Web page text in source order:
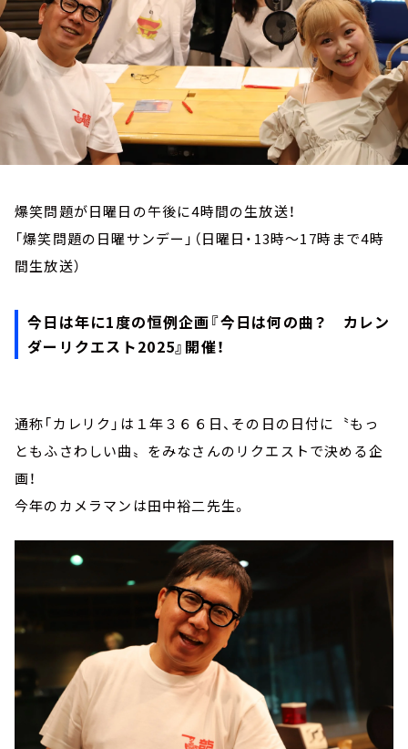
爆笑問題が日曜日の午後に4時間の生放送！
「爆笑問題の日曜サンデー」（日曜日・13時～17時まで4時
間生放送）
今日は年に1度の恒例企画『今日は何の曲？ カレン
ダーリクエスト2025』開催！
通称「カレリク」は１年３６６日、その日の日付に〝もっ
ともふさわしい曲〟をみなさんのリクエストで決める企
画！
今年のカメラマンは田中裕二先生。